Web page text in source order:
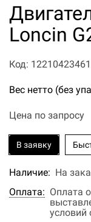
Loncin
Код: 12210423461
Вес нетто (без
Цена по запросу
В заявку
Наличие: На
Оплата: Оплата
условий